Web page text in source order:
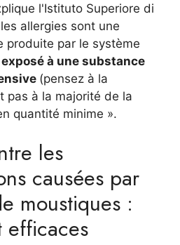
l'Istituto Superiore di
allergies sont une
produite par le système
exposé à une substance
(pensez à la
pas à la majorité de la
quantité minime ».
les
causées par
moustiques :
efficaces